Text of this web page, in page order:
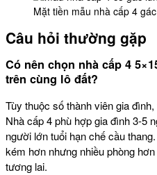
Mặt tiền mẫu nhà cấp 4
Câu hỏi thường gặp
Có nên chọn nhà cấp 4
trên cùng lô đất?
Tùy thuộc số thành viên gia
Nhà cấp 4 phù hợp gia đình 3-5
người lớn tuổi hạn chế cầu
kém hơn nhưng nhiều phòng
tương lai.